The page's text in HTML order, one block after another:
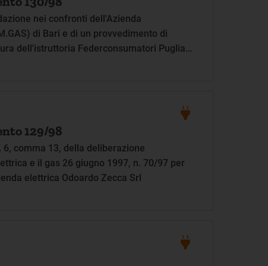
nei confronti dell'Azienda
di Bari e di un provvedimento di
dell'istruttoria Federconsumatori Puglia
129/98
comma 13, della deliberazione
e il gas 26 giugno 1997, n. 70/97 per
elettrica Odoardo Zecca Srl